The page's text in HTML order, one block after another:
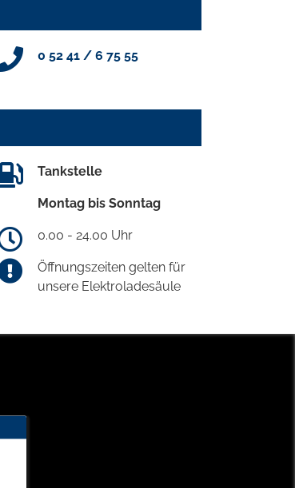
0 52 41 / 6 75 55
Tankstelle
Montag bis Sonntag
0.00 - 24.00 Uhr
Öffnungszeiten gelten für
unsere Elektroladesäule